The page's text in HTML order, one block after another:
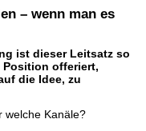
– wenn man es
ist dieser Leitsatz so
Position offeriert,
die Idee, zu
welche Kanäle?